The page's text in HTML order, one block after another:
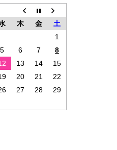
木 金
土
1
5 6 7
8
13 14
15
20 21
22
27 28
29